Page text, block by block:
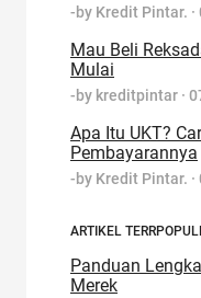
-by Kredit Pintar. ·
Mau Beli
Mulai
-by kreditpintar ·
Apa Itu UKT?
Pembayarannya
-by Kredit Pintar. ·
ARTIKEL
Panduan
Merek